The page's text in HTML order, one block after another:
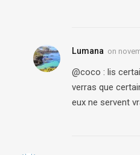
Lumana on
@coco : lis
verras que
eux ne servent